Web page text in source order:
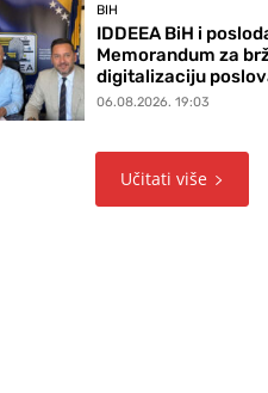
BIH
IDDEEA BiH i
Memorandum za
digitalizaciju
06.08.2026. 19:03
Učitati više